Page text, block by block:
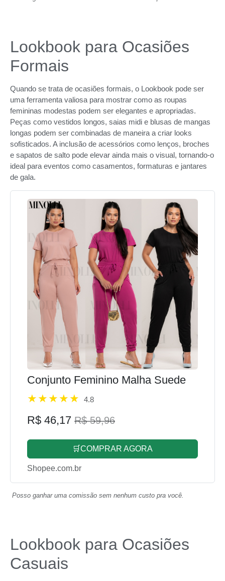
Lookbook para Ocasiões
Formais
Quando se trata de ocasiões formais, o Lookbook pode ser
uma ferramenta valiosa para mostrar como as roupas
femininas modestas podem ser elegantes e apropriadas.
Peças como vestidos longos, saias midi e blusas de mangas
longas podem ser combinadas de maneira a criar looks
sofisticados. A inclusão de acessórios como lenços, broches
e sapatos de salto pode elevar ainda mais o visual, tornando-o
ideal para eventos como casamentos, formaturas e jantares
de gala.
Conjunto Feminino Malha Suede
4.8
R$ 46,17 R$ 59,96
🛒COMPRAR AGORA
Shopee.com.br
Posso ganhar uma comissão sem nenhum custo pra você.
Lookbook para Ocasiões
Casuais